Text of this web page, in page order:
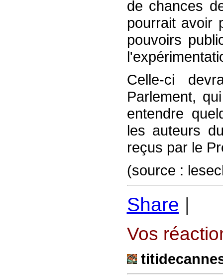
de chances
pourrait avoir
pouvoirs
Celle-ci
Parlement,
entendre
les auteurs
reçus par le
(source :
Share |
Vos